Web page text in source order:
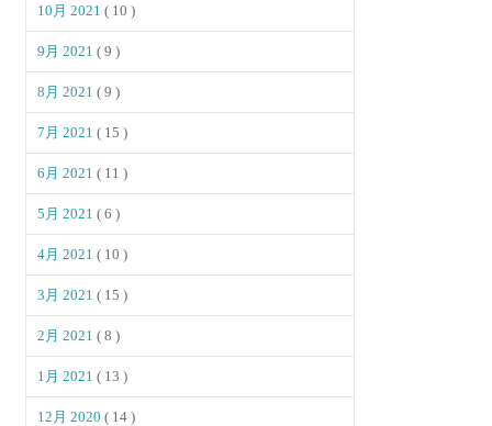
10月 2021( 10 )
9月 2021( 9 )
8月 2021( 9 )
7月 2021( 15 )
6月 2021( 11 )
5月 2021( 6 )
4月 2021( 10 )
3月 2021( 15 )
2月 2021( 8 )
1月 2021( 13 )
12月 2020( 14 )